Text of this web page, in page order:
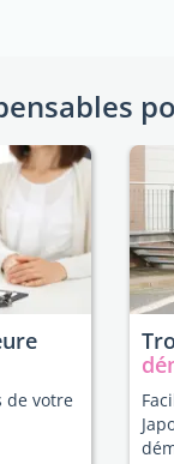
de votre